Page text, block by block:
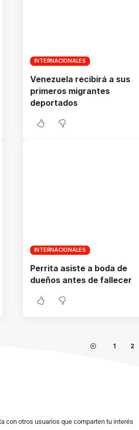
INTERNACIONALES
Venezuela recibirá a sus
primeros migrantes
deportados
INTERNACIONALES
Perrita asiste a boda de
dueños antes de fallecer
1 2
con otros usuarios que comparten tu interés